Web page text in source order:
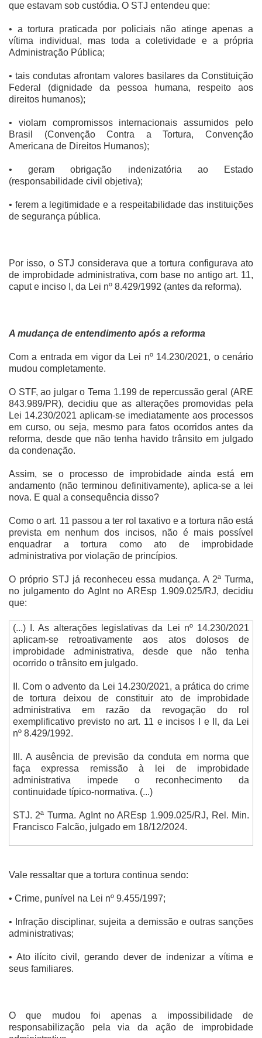
que estavam sob custódia. O STJ entendeu que:
• a tortura praticada por policiais não atinge apenas a
vítima individual, mas toda a coletividade e a própria
Administração Pública;
• tais condutas afrontam valores basilares da Constituição
Federal (dignidade da pessoa humana, respeito aos
direitos humanos);
• violam compromissos internacionais assumidos pelo
Brasil (Convenção Contra a Tortura, Convenção
Americana de Direitos Humanos);
• geram obrigação indenizatória ao Estado
(responsabilidade civil objetiva);
• ferem a legitimidade e a respeitabilidade das instituições
de segurança pública.
Por isso, o STJ considerava que a tortura configurava ato
de improbidade administrativa, com base no antigo art. 11,
caput e inciso I, da Lei nº 8.429/1992 (antes da reforma).
A mudança de entendimento após a reforma
Com a entrada em vigor da Lei nº 14.230/2021, o cenário
mudou completamente.
O STF, ao julgar o Tema 1.199 de repercussão geral (ARE
843.989/PR), decidiu que as alterações promovidas pela
Lei 14.230/2021 aplicam-se imediatamente aos processos
em curso, ou seja, mesmo para fatos ocorridos antes da
reforma, desde que não tenha havido trânsito em julgado
da condenação.
Assim, se o processo de improbidade ainda está em
andamento (não terminou definitivamente), aplica-se a lei
nova. E qual a consequência disso?
Como o art. 11 passou a ter rol taxativo e a tortura não está
prevista em nenhum dos incisos, não é mais possível
enquadrar a tortura como ato de improbidade
administrativa por violação de princípios.
O próprio STJ já reconheceu essa mudança. A 2ª Turma,
no julgamento do AgInt no AREsp 1.909.025/RJ, decidiu
que:
(...) I. As alterações legislativas da Lei nº 14.230/2021
aplicam-se retroativamente aos atos dolosos de
improbidade administrativa, desde que não tenha
ocorrido o trânsito em julgado.
II. Com o advento da Lei 14.230/2021, a prática do crime
de tortura deixou de constituir ato de improbidade
administrativa em razão da revogação do rol
exemplificativo previsto no art. 11 e incisos I e II, da Lei
nº 8.429/1992.
III. A ausência de previsão da conduta em norma que
faça expressa remissão à lei de improbidade
administrativa impede o reconhecimento da
continuidade típico-normativa. (...)
STJ. 2ª Turma. AgInt no AREsp 1.909.025/RJ, Rel. Min.
Francisco Falcão, julgado em 18/12/2024.
Vale ressaltar que a tortura continua sendo:
• Crime, punível na Lei nº 9.455/1997;
• Infração disciplinar, sujeita a demissão e outras sanções
administrativas;
• Ato ilícito civil, gerando dever de indenizar a vítima e
seus familiares.
O que mudou foi apenas a impossibilidade de
responsabilização pela via da ação de improbidade